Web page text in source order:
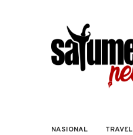
NASIONAL TRAVEL